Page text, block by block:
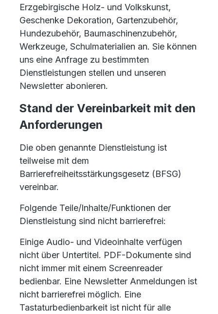
Erzgebirgische Holz- und Volkskunst,
Geschenke Dekoration, Gartenzubehör,
Hundezubehör, Baumaschinenzubehör,
Werkzeuge, Schulmaterialien an. Sie können
uns eine Anfrage zu bestimmten
Dienstleistungen stellen und unseren
Newsletter abonieren.
Stand der Vereinbarkeit mit den
Anforderungen
Die oben genannte Dienstleistung ist
teilweise mit dem
Barrierefreiheitsstärkungsgesetz (BFSG)
vereinbar.
Folgende Teile/Inhalte/Funktionen der
Dienstleistung sind nicht barrierefrei:
Einige Audio- und Videoinhalte verfügen
nicht über Untertitel. PDF-Dokumente sind
nicht immer mit einem Screenreader
bedienbar. Eine Newsletter Anmeldungen ist
nicht barrierefrei möglich. Eine
Tastaturbedienbarkeit ist nicht für alle